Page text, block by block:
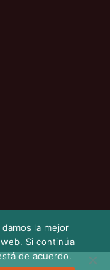
la mejor
Si continúa
de acuerdo.